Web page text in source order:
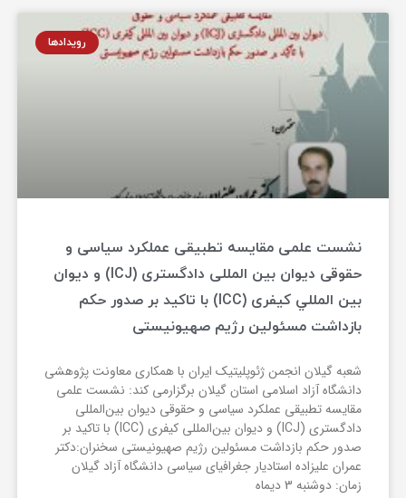
رویدادها
نشست علمی مقایسه تطبیقی عملکرد سیاسی و
حقوقی دیوان بین المللی دادگستری (ICJ) و دیوان
بين المللي كيفرى (ICC) با تاکید بر صدور حکم
بازداشت مسئولین رژیم صهیونیستی
شعبه گیلان انجمن ژئوپلیتیک ایران با همکاری معاونت پژوهشی
دانشگاه آزاد اسلامی استان گیلان برگزارمی کند: نشست علمی
مقایسه تطبیقی عملکرد سیاسی و حقوقی دیوان بین‌المللی
دادگستری (ICJ) و دیوان بين‌المللي كيفرى (ICC) با تاکید بر
صدور حکم بازداشت مسئولین رژیم صهیونیستی سخنران:دکتر
عمران علیزاده استادیار جغرافیای سیاسی دانشگاه آزاد گیلان
زمان: دوشنبه 3 دیماه